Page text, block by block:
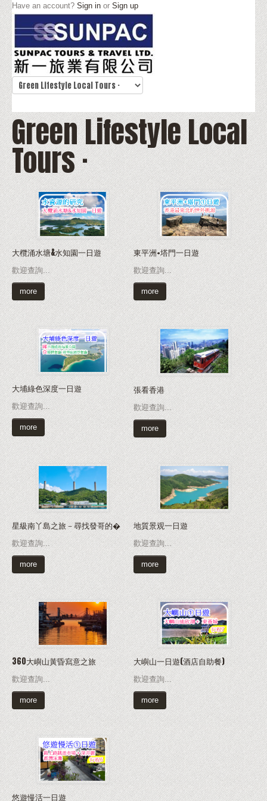
Have an account? Sign in or Sign up
Green Lifestyle Local
Tours ·
大欖涌水塘&水知園一日遊
歡迎查詢...
more
東平洲+塔門一日遊
歡迎查詢...
more
大埔綠色深度一日遊
歡迎查詢...
more
張看香港
歡迎查詢...
more
星級南丫島之旅－尋找發哥的�
歡迎查詢...
more
地質景观一日遊
歡迎查詢...
more
360大嶼山黃昏寫意之旅
歡迎查詢...
more
大嶼山一日遊(酒店自助餐)
歡迎查詢...
more
悠遊慢活一日遊